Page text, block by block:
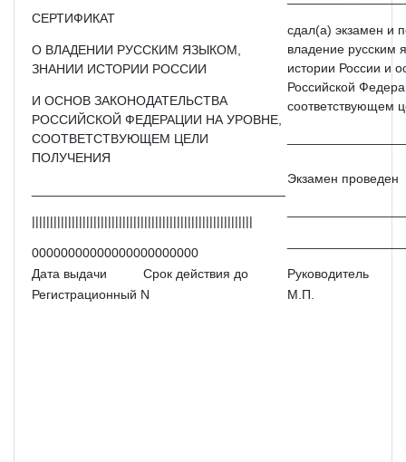
СЕРТИФИКАТ
О ВЛАДЕНИИ РУССКИМ ЯЗЫКОМ,
ЗНАНИИ ИСТОРИИ РОССИИ
И ОСНОВ ЗАКОНОДАТЕЛЬСТВА
РОССИЙСКОЙ ФЕДЕРАЦИИ НА УРОВНЕ,
СООТВЕТСТВУЮЩЕМ ЦЕЛИ
ПОЛУЧЕНИЯ
|||||||||||||||||||||||||||||||||||||||||||||||||||||||||||||
00000000000000000000000
сдал(а) экзамен и
владение русским
истории России и
Российской
соответствующем
Экзамен проведен
Дата выдачи Срок действия до
Руководитель
Регистрационный N
М.П.